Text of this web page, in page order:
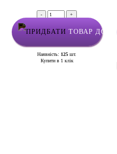
- +
ТОВАР
Наявність: 125 шт.
Купити в 1 клік